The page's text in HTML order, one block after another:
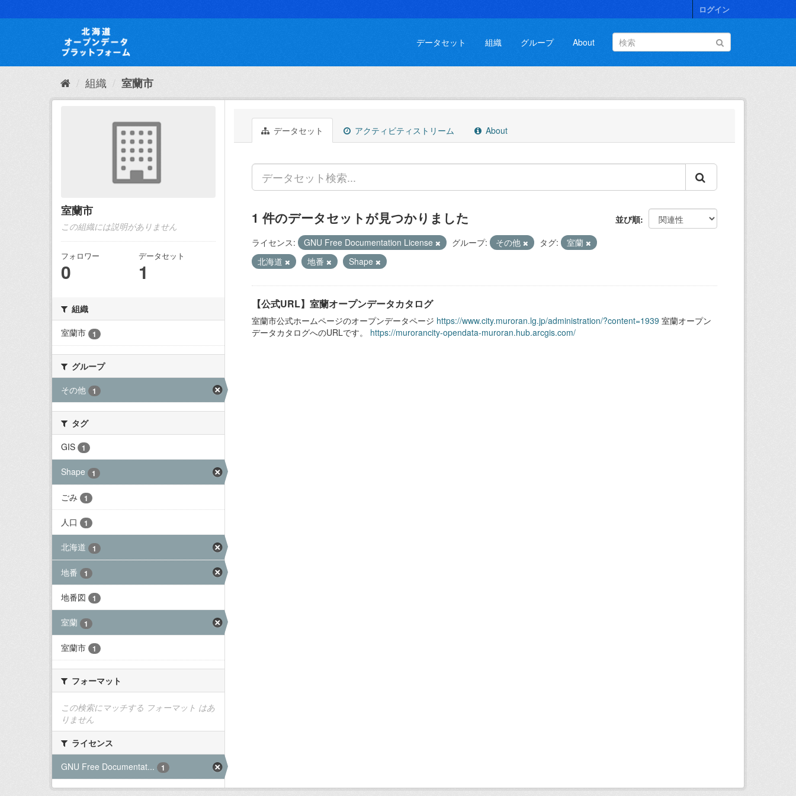
キ
て
ログイン
データセット 組織 グループ About
組織 室蘭市
室蘭市
この組織には説明がありません
フォロワー
0
データセット
1
組織
室蘭市
1
グループ
その他
1
タグ
GIS
1
Shape 1
ごみ 1
人口 1
北海道 1
地番 1
地番図 1
室蘭 1
室蘭市 1
フォーマット
この検索にマッチする フォーマット はあ
りません
ライセンス
GNU Free Documentat...
1
データセット アクティビティストリーム About
並び順
1 件のデータセットが見つかりました
ライセンス: GNU Free Documentation License グループ: その他 タグ:
室蘭
北海道
地番 Shape
【公式URL】室蘭オープンデータカタログ
室蘭市公式ホームページのオープンデータページ https://www.city.muroran.lg.jp/administration/?content=1939 室蘭オープン
データカタログへのURLです。 https://murorancity-opendata-muroran.hub.arcgis.com/